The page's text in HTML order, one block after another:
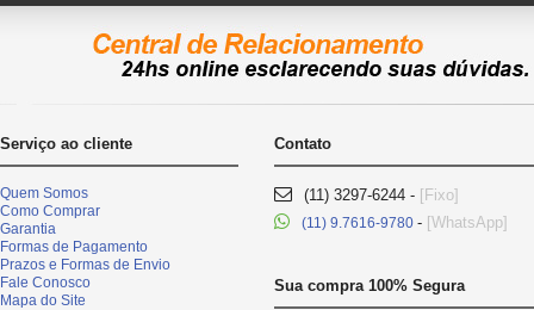
Serviço ao cliente
Quem Somos
Como Comprar
Garantia
Formas de Pagamento
Prazos e Formas de Envio
Fale Conosco
Mapa do Site
Contato
(11) 3297-6244 - [Fixo]
(11) 9.7616-9780 - [WhatsApp]
Sua compra 100% Segura